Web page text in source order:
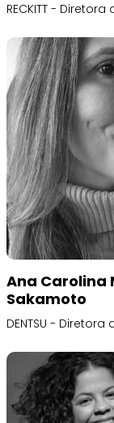
RECKITT -
Ana Carolina
Sakamoto
DENTSU -